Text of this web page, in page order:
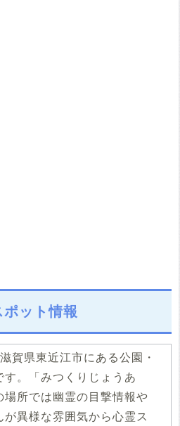
ット情報
賀県東近江市にある公園・
。「みつくりじょうあ
場所では幽霊の目撃情報や
異様な雰囲気から心霊ス